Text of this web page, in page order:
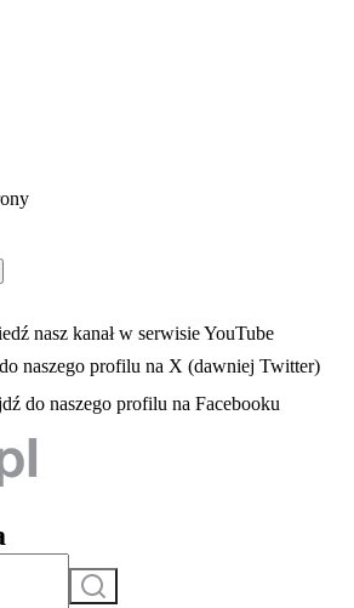
w nowej karcie
się w nowej karcie
nasz kanał w serwisie YouTube
karcie
naszego profilu na X (dawniej Twitter)
otwiera się w nowej karcie
do naszego profilu na Facebooku
Szukaj